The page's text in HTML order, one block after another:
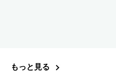
もっと見る